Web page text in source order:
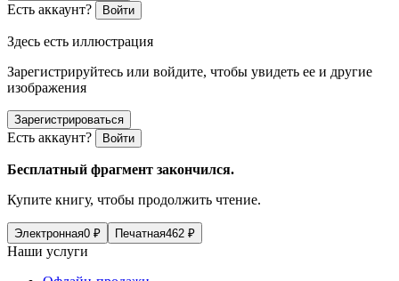
Есть аккаунт? Войти
Здесь есть иллюстрация
Зарегистрируйтесь или войдите, чтобы увидеть ее и другие
изображения
Зарегистрироваться
Есть аккаунт? Войти
Бесплатный фрагмент закончился.
Купите книгу, чтобы продолжить чтение.
Электронная0 ₽ Печатная462 ₽
Наши услуги